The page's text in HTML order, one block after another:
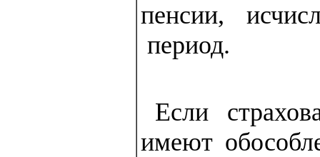
пенсии,
период.
Если
имеют